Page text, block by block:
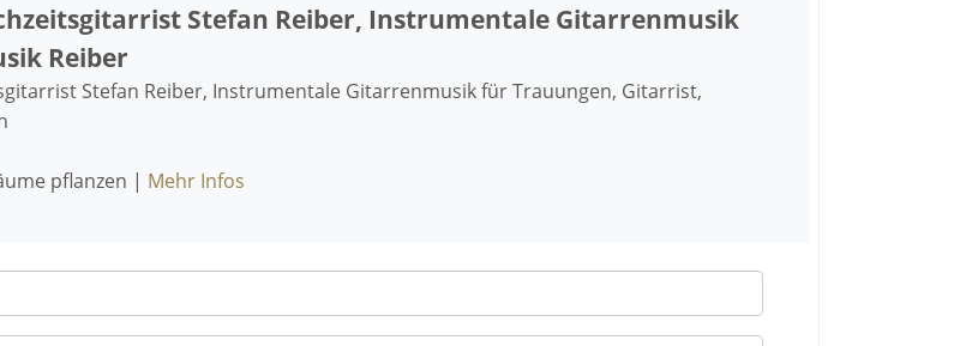
Stefan Reiber, Instrumentale Gitarrenmusik
Reiber
Stefan Reiber, Instrumentale Gitarrenmusik für Trauungen, Gitarrist,
pflanzen | Mehr Infos